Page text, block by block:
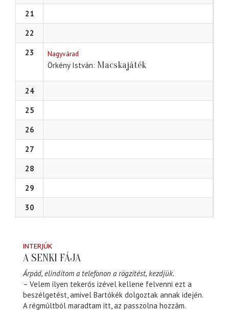
21
22
23
Nagyvárad
Örkény István Macskajáték
24
25
26
27
28
29
30
INTERJÚK
A SENKI FÁJA
Árpád, elindítom a telefonon a rögzítést, kezdjük.
– Velem ilyen tekerős izével kellene felvenni ezt a
beszélgetést, amivel Bartókék dolgoztak annak idején.
A régmúltból maradtam itt, az passzolna hozzám.